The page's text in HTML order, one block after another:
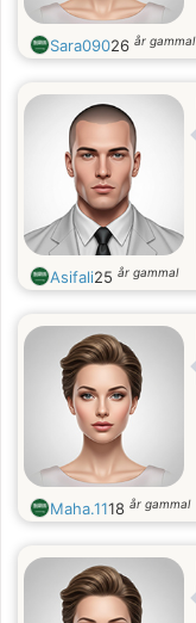
Sara09026 år gammal
Asifali25 år gammal
Maha.1118 år gammal